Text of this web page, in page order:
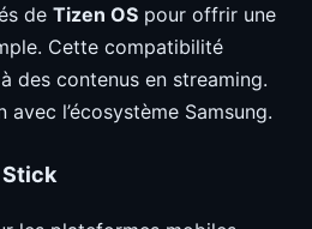
de Tizen OS pour offrir une
Cette compatibilité
des contenus en streaming.
avec l’écosystème Samsung.
Stick